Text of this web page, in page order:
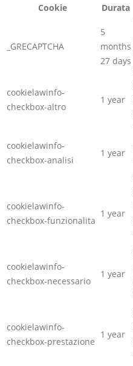
Cookie
Durata
_GRECAPTCHA
5
months
27 days
cookielawinfo-
checkbox-altro
1 year
cookielawinfo-
checkbox-analisi
1 year
cookielawinfo-
checkbox-funzionalita
1 year
cookielawinfo-
checkbox-necessario
1 year
cookielawinfo-
checkbox-prestazione
1 year